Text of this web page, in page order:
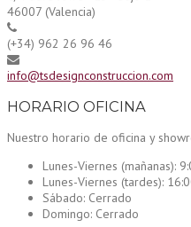
46007 (Valencia)
(+34) 962 26 96 46
info@tsdesignconstruccion.com
HORARIO OFICINA
Nuestro horario de oficina y
Lunes-Viernes (mañanas):
Lunes-Viernes (tardes):
Sábado: Cerrado
Domingo: Cerrado